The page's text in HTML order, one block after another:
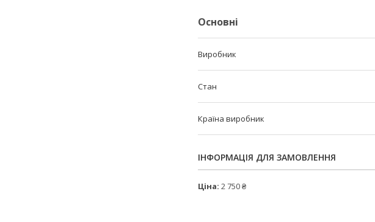
Основні
Виробник
Стан
Країна виробник
ІНФОРМАЦІЯ ДЛЯ ЗАМОВЛЕННЯ
Ціна: 2 750 ₴